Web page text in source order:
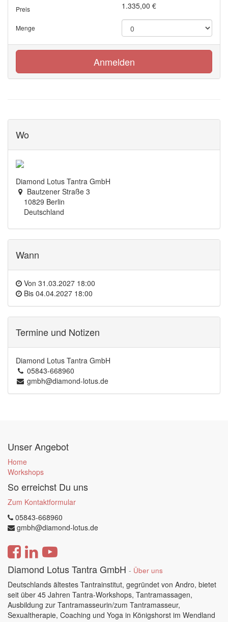
Preis 1.335,00 €
Menge
Anmelden
Wo
Diamond Lotus Tantra GmbH
Bautzener Straße 3
10829 Berlin
Deutschland
Wann
Von 31.03.2027 18:00
Bis 04.04.2027 18:00
Termine und Notizen
Diamond Lotus Tantra GmbH
05843-668960
gmbh@diamond-lotus.de
Unser Angebot
Home
Workshops
So erreichst Du uns
Zum Kontaktformular
05843-668960
gmbh@diamond-lotus.de
Diamond Lotus Tantra GmbH - Über uns
Deutschlands ältestes Tantrainstitut, gegründet von Andro, bietet
seit über 45 Jahren Tantra-Workshops, Tantramassagen,
Ausbildung zur Tantramasseurin/zum Tantramasseur,
Sexualtherapie, Coaching und Yoga in Königshorst im Wendland